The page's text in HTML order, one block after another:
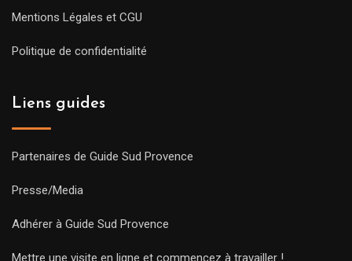
Mentions Légales et CGU
Politique de confidentialité
Liens guides
Partenaires de Guide Sud Provence
Presse/Media
Adhérer à Guide Sud Provence
Mettre une visite en ligne et commencez à travailler !